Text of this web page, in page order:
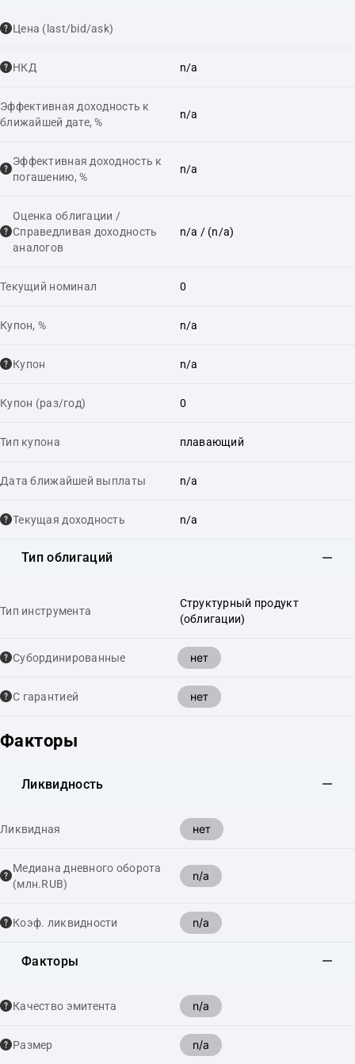
Цена (last/bid/ask)
НКД n/a
Эффективная доходность к
ближайшей дате, %
n/a
Эффективная доходность к
погашению, %
n/a
Оценка облигации /
Справедливая доходность
аналогов
n/a / (n/a)
Текущий номинал 0
Купон, % n/a
Купон n/a
Купон (раз/год) 0
Тип купона плавающий
Дата ближайшей выплаты n/a
Текущая доходность n/a
Тип облигаций
Тип инструмента
Структурный продукт
(облигации)
Cубординированные нет
С гарантией нет
Факторы
Ликвидность
Ликвидная нет
Медиана дневного оборота
(млн.RUB)
n/a
Коэф. ликвидности n/a
Факторы
Качество эмитента n/a
Размер n/a